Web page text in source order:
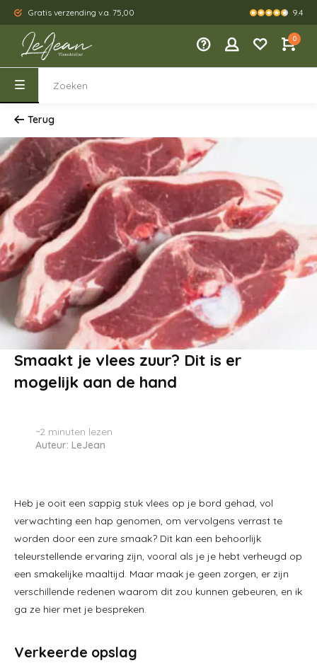
Gratis verzending v.a. 75,00 Kies je9.4
0
Terug
Smaakt je vlees zuur? Dit is er
mogelijk aan de hand
~2 minuten lezen
Auteur: LeJean
Heb je ooit een sappig stuk vlees op je bord gehad, vol
verwachting een hap genomen, om vervolgens verrast te
worden door een zure smaak? Dit kan een behoorlijk
teleurstellende ervaring zijn, vooral als je je hebt verheugd op
een smakelijke maaltijd. Maar maak je geen zorgen, er zijn
verschillende redenen waarom dit zou kunnen gebeuren, en ik
ga ze hier met je bespreken.
Verkeerde opslag